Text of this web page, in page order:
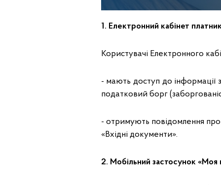
1. Електронний кабінет
Користувачі Електронного
- мають доступ до інформації
податковий борг
- отримують повідомлення
«Вхідні документи».
2. Мобільний застосунок «Моя